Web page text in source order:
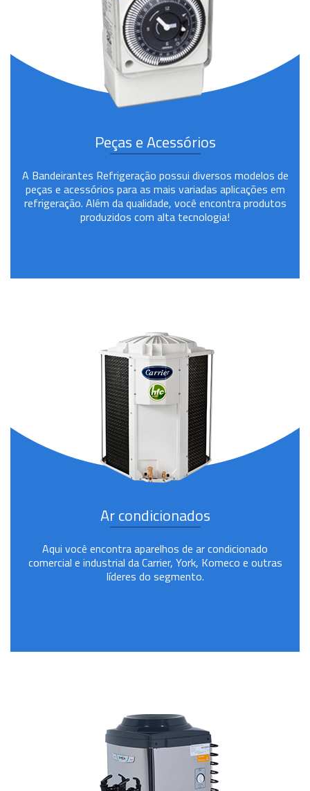
Peças e Acessórios
A Bandeirantes Refrigeração possui diversos modelos de
peças e acessórios para as mais variadas aplicações em
refrigeração. Além da qualidade, você encontra produtos
produzidos com alta tecnologia!
Ar condicionados
Aqui você encontra aparelhos de ar condicionado
comercial e industrial da Carrier, York, Komeco e outras
líderes do segmento.